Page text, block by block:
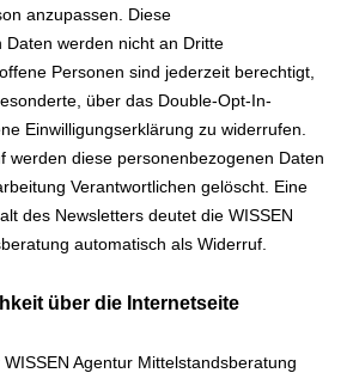
anzupassen. Diese
Daten werden nicht an Dritte
Personen sind jederzeit berechtigt,
über das Double-Opt-In-
Einwilligungserklärung zu widerrufen.
werden diese personenbezogenen Daten
Verantwortlichen gelöscht. Eine
des Newsletters deutet die WISSEN
automatisch als Widerruf.
über die Internetseite
Agentur Mittelstandsberatung